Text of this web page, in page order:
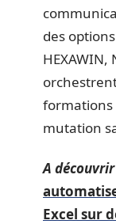
des
HEXAWIN,
formations
mutation
A
Excel sur